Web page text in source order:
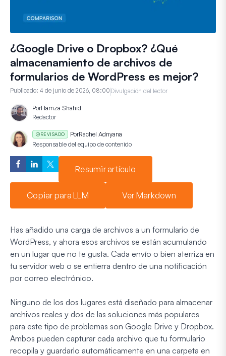
¿Google Drive o Dropbox? ¿Qué
almacenamiento de archivos de
formularios de WordPress es mejor?
Publicado: 4 de junio de 2026, 08:00 Divulgación del lector
PorHamza Shahid
Redactor
REVISADO PorRachel Adnyana
Responsable del equipo de contenido
Resumir artículo
Copiar para LLM Ver Markdown
Has añadido una carga de archivos a un formulario de
WordPress, y ahora esos archivos se están acumulando
en un lugar que no te gusta. Cada envío o bien aterriza en
tu servidor web o se entierra dentro de una notificación
por correo electrónico.
Ninguno de los dos lugares está diseñado para almacenar
archivos reales y dos de las soluciones más populares
para este tipo de problemas son Google Drive y Dropbox.
Ambos pueden capturar cada archivo que tu formulario
recopila y guardarlo automáticamente en una carpeta en